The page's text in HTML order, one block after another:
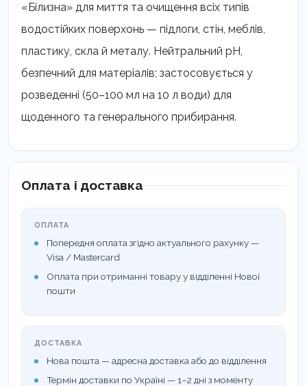
«Білизна» для миття та очищення всіх типів
водостійких поверхонь — підлоги, стін, меблів,
пластику, скла й металу. Нейтральний pH,
безпечний для матеріалів; застосовується у
розведенні (50–100 мл на 10 л води) для
щоденного та генерального прибирання.
Оплата і доставка
ОПЛАТА
Попередня оплата згідно актуального рахунку —
Visa / Mastercard
Оплата при отриманні товару у відділенні Нової
пошти
ДОСТАВКА
Нова пошта — адресна доставка або до відділення
Термін доставки по Україні — 1–2 дні з моменту